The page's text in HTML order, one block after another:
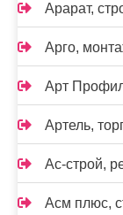
Арарат,
Арго,
Арт
Артель,
Ас-строй,
Асм плюс,